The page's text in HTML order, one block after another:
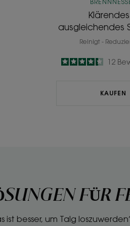
ausgleichendes
Reinigt -
4.3
/512
KAUFEN
FÜR
ist besser, um Talg